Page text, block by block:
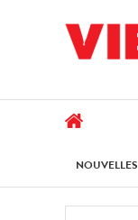
NOUVELLES